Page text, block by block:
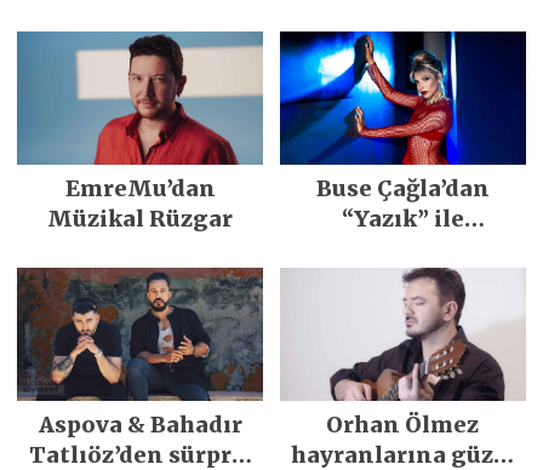
EmreMu’dan
Müzikal Rüzgar
Buse Çağla’dan
“Yazık” ile
Aspova & Bahadır
Tatlıöz’den sürpriz
Orhan Ölmez
hayranlarına güzel